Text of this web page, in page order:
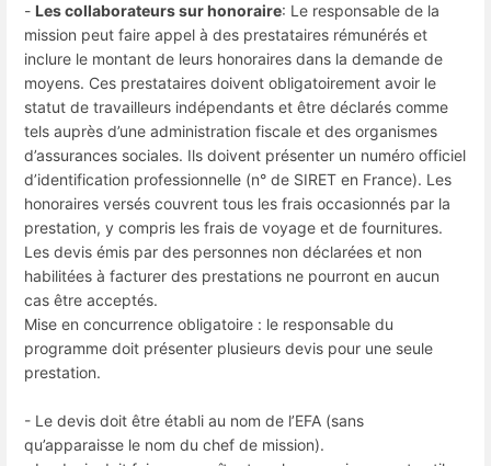
- Les collaborateurs sur honoraire: Le responsable de la
mission peut faire appel à des prestataires rémunérés et
inclure le montant de leurs honoraires dans la demande de
moyens. Ces prestataires doivent obligatoirement avoir le
statut de travailleurs indépendants et être déclarés comme
tels auprès d’une administration fiscale et des organismes
d’assurances sociales. Ils doivent présenter un numéro officiel
d’identification professionnelle (n° de SIRET en France). Les
honoraires versés couvrent tous les frais occasionnés par la
prestation, y compris les frais de voyage et de fournitures.
Les devis émis par des personnes non déclarées et non
habilitées à facturer des prestations ne pourront en aucun
cas être acceptés.
Mise en concurrence obligatoire : le responsable du
programme doit présenter plusieurs devis pour une seule
prestation.
- Le devis doit être établi au nom de l’EFA (sans
qu’apparaisse le nom du chef de mission).